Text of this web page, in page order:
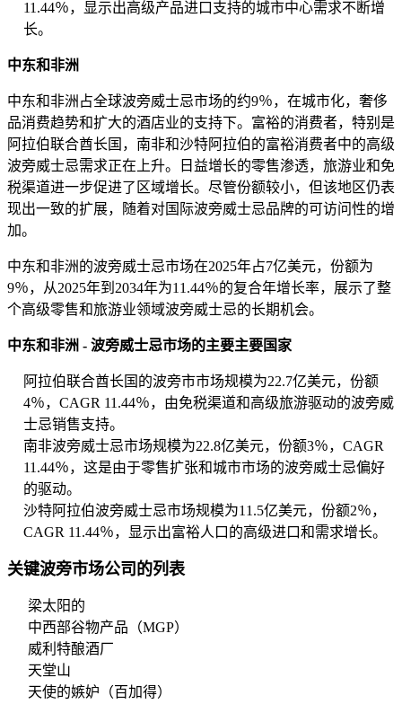
11.44％，显示出高级产品进口支持的城市中心需求不断增
长。
中东和非洲
中东和非洲占全球波旁威士忌市场的约9％，在城市化，奢侈
品消费趋势和扩大的酒店业的支持下。富裕的消费者，特别是
阿拉伯联合酋长国，南非和沙特阿拉伯的富裕消费者中的高级
波旁威士忌需求正在上升。日益增长的零售渗透，旅游业和免
税渠道进一步促进了区域增长。尽管份额较小，但该地区仍表
现出一致的扩展，随着对国际波旁威士忌品牌的可访问性的增
加。
中东和非洲的波旁威士忌市场在2025年占7亿美元，份额为
9％，从2025年到2034年为11.44％的复合年增长率，展示了整
个高级零售和旅游业领域波旁威士忌的长期机会。
中东和非洲 - 波旁威士忌市场的主要主要国家
阿拉伯联合酋长国的波旁市市场规模为22.7亿美元，份额
4％，CAGR 11.44％，由免税渠道和高级旅游驱动的波旁威
士忌销售支持。
南非波旁威士忌市场规模为22.8亿美元，份额3％，CAGR
11.44％，这是由于零售扩张和城市市场的波旁威士忌偏好
的驱动。
沙特阿拉伯波旁威士忌市场规模为11.5亿美元，份额2％，
CAGR 11.44％，显示出富裕人口的高级进口和需求增长。
关键波旁市场公司的列表
梁太阳的
中西部谷物产品（MGP）
威利特酿酒厂
天堂山
天使的嫉妒（百加得）